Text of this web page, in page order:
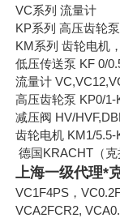
VC系列 流量计
KP系列 高压齿轮泵
KM系列 齿轮电机
低压传送泵 KF 0/
流量计
高压齿轮泵 KP0/1-
减压阀 HV/
齿轮电机 KM1/
德国KRACHT（
上海一级代理*
VC1F4PS，
VCA2FCR2,